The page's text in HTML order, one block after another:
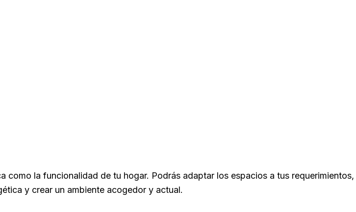
la funcionalidad de tu hogar. Podrás adaptar los espacios a tus requerimientos,
y crear un ambiente acogedor y actual.